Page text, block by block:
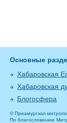
Основные
Хабаровская
Хабаровская
Блогосфера
© Приамурская
По благословению